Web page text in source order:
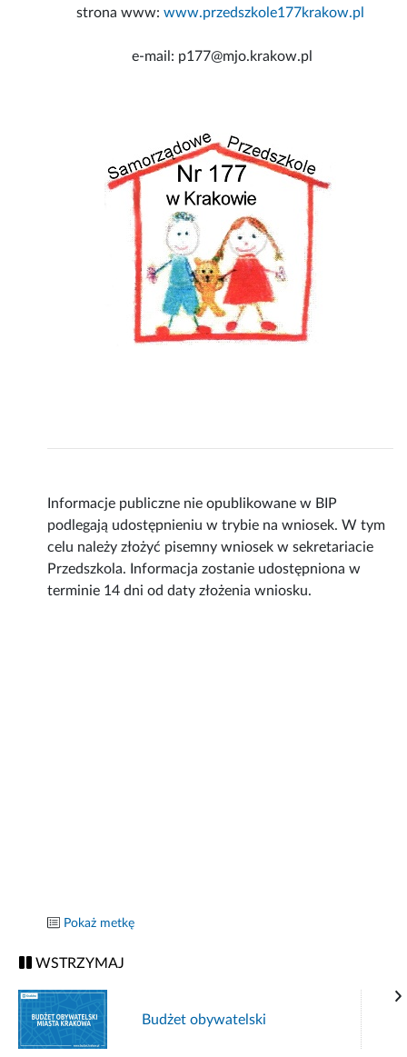
strona www:www.przedszkole177krakow.pl
e-mail: p177@mjo.krakow.pl
Informacje publiczne nie opublikowane w BIP
podlegają udostępnieniu w trybie na wniosek. W tym
celu należy złożyć pisemny wniosek w sekretariacie
Przedszkola. Informacja zostanie udostępniona w
terminie 14 dni od daty złożenia wniosku.
Pokaż metkę
WSTRZYMAJ
Budżet obywatelski